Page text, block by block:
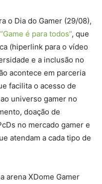
o Dia do Gamer (29/08),
“Game é para todos”, que
(hiperlink para o vídeo
e a inclusão no
acontece em parceria
facilita o acesso de
universo gamer no
doação de
no mercado gamer e
atendam a cada tipo de
arena XDome Gamer